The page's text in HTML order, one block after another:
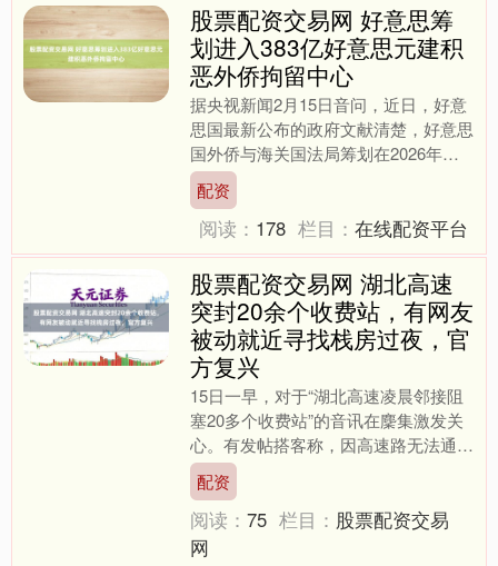
股票配资交易网 好意思筹
划进入383亿好意思元建积
恶外侨拘留中心
据央视新闻2月15日音问，近日，好意
思国最新公布的政府文献清楚，好意思
国外侨与海关国法局筹划在2026年底
前进入383亿好意思元股票配资交易
网，用来购置和改革更....
配资
阅读： 178 栏目：在线配资平台
股票配资交易网 湖北高速
突封20余个收费站，有网友
被动就近寻找栈房过夜，官
方复兴
15日一早，对于“湖北高速凌晨邻接阻
塞20多个收费站”的音讯在麇集激发关
心。有发帖搭客称，因高速路无法通
行，被动就近寻找栈房过夜。上游新闻
记者就“收费站被封”情....
配资
阅读：75 栏目： 股票配资交易
网